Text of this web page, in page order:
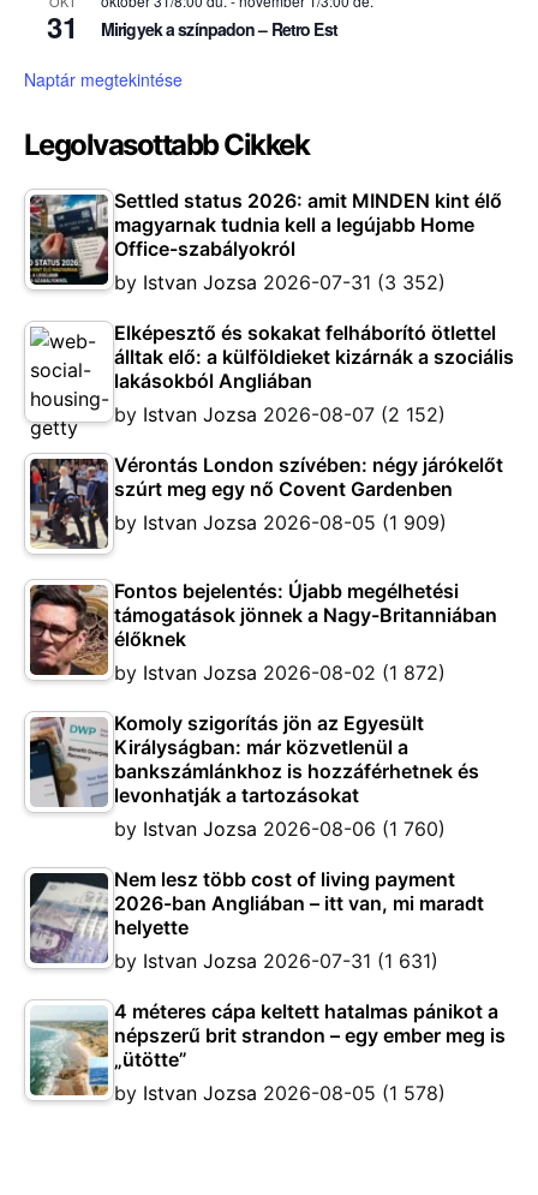
31 Mirigyek a színpadon – Retro Est
Naptár megtekintése
Legolvasottabb Cikkek
Settled status 2026: amit MINDEN kint élő
magyarnak tudnia kell a legújabb Home
Office-szabályokról
by Istvan Jozsa 2026-07-31 (3 352)
Elképesztő és sokakat felháborító ötlettel
álltak elő: a külföldieket kizárnák a szociális
lakásokból Angliában
by Istvan Jozsa 2026-08-07 (2 152)
Vérontás London szívében: négy járókelőt
szúrt meg egy nő Covent Gardenben
by Istvan Jozsa 2026-08-05 (1 909)
Fontos bejelentés: Újabb megélhetési
támogatások jönnek a Nagy-Britanniában
élőknek
by Istvan Jozsa 2026-08-02 (1 872)
Komoly szigorítás jön az Egyesült
Királyságban: már közvetlenül a
bankszámlánkhoz is hozzáférhetnek és
levonhatják a tartozásokat
by Istvan Jozsa 2026-08-06 (1 760)
Nem lesz több cost of living payment
2026-ban Angliában – itt van, mi maradt
helyette
by Istvan Jozsa 2026-07-31 (1 631)
4 méteres cápa keltett hatalmas pánikot a
népszerű brit strandon – egy ember meg is
„ütötte”
by Istvan Jozsa 2026-08-05 (1 578)